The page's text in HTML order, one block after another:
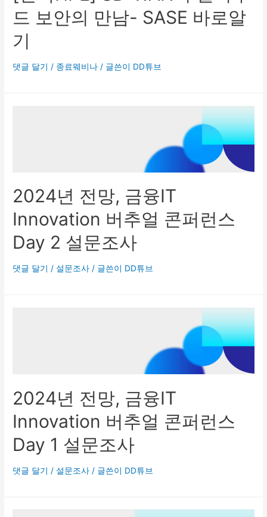
드 보안의 만남- SASE 바로알
기
댓글 달기 / 종료웨비나 / 글쓴이 DD튜브
2024년 전망, 금융IT
Innovation 버추얼 콘퍼런스
Day 2 설문조사
댓글 달기 /설문조사 / 글쓴이 DD튜브
2024년 전망, 금융IT
Innovation 버추얼 콘퍼런스
Day 1 설문조사
댓글 달기 /설문조사 / 글쓴이 DD튜브